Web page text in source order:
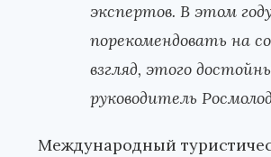
экспертов. В этом
порекомендовать на
взгляд, этого
руководитель
Международный